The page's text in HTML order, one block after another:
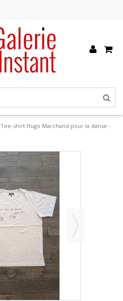
Tee-shirt Hugo Marchand pour la danse -